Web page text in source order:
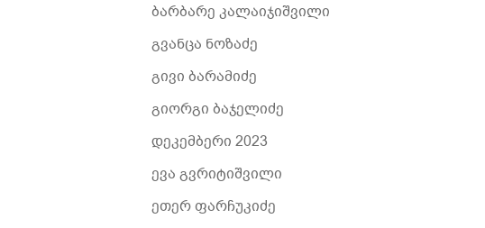
ბარბარე კალაიჯიშვილი
გვანცა ნოზაძე
გივი ბარამიძე
გიორგი ბაჯელიძე
დეკემბერი 2023
ევა გვრიტიშვილი
ეთერ ფარჩუკიძე